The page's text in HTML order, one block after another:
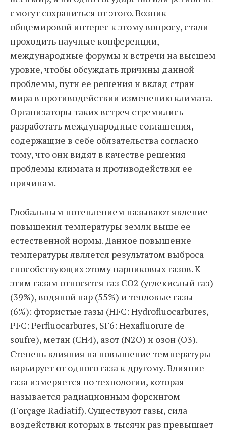
смогут сохраниться от этого. Возник
общемировой интерес к этому вопросу, стали
проходить научные конференции,
международные форумы и встречи на высшем
уровне, чтобы обсуждать причины данной
проблемы, пути ее решения и вклад стран
мира в противодействии изменению климата.
Организаторы таких встреч стремились
разработать международные соглашения,
содержащие в себе обязательства согласно
тому, что они видят в качестве решения
проблемы климата и противодействия ее
причинам.
Глобальным потеплением называют явление
повышения температуры земли выше ее
естественной нормы. Данное повышение
температуры является результатом выброса
способствующих этому парниковых газов. К
этим газам относятся газ CO2 (углекислый газ)
(39%), водяной пар (55%) и тепловые газы
(6%): фтористые газы (HFC: Hydrofluocarbures,
PFC: Perfluocarbures, SF6: Hexafluorure de
soufre), метан (CH4), азот (N2O) и озон (O3).
Степень влияния на повышение температуры
варьирует от одного газа к другому. Влияние
газа измеряется по технологии, которая
называется радиационным форсингом
(Forçage Radiatif). Существуют газы, сила
воздействия которых в тысячи раз превышает